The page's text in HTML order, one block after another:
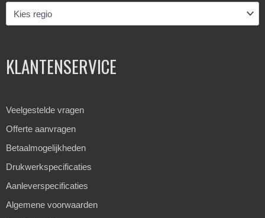
KLANTENSERVICE
Veelgestelde vragen
Offerte aanvragen
Betaalmogelijkheden
Drukwerkspecificaties
Aanleverspecificaties
Algemene voorwaarden